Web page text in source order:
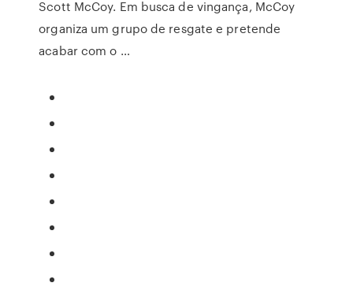
Scott McCoy. Em busca de vingança, McCoy
organiza um grupo de resgate e pretende
acabar com o …